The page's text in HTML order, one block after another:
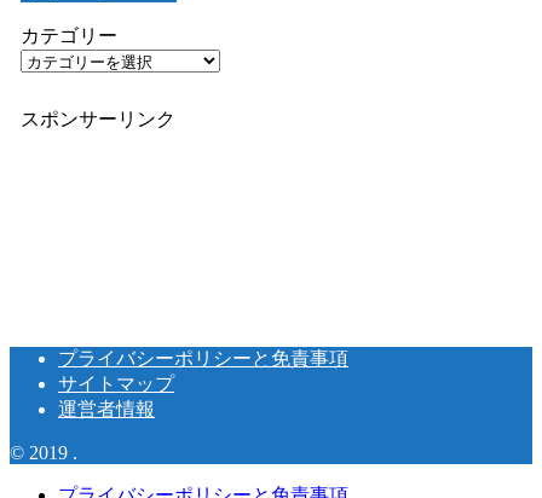
カテゴリー
スポンサーリンク
プライバシーポリシーと免責事項
サイトマップ
運営者情報
© 2019 .